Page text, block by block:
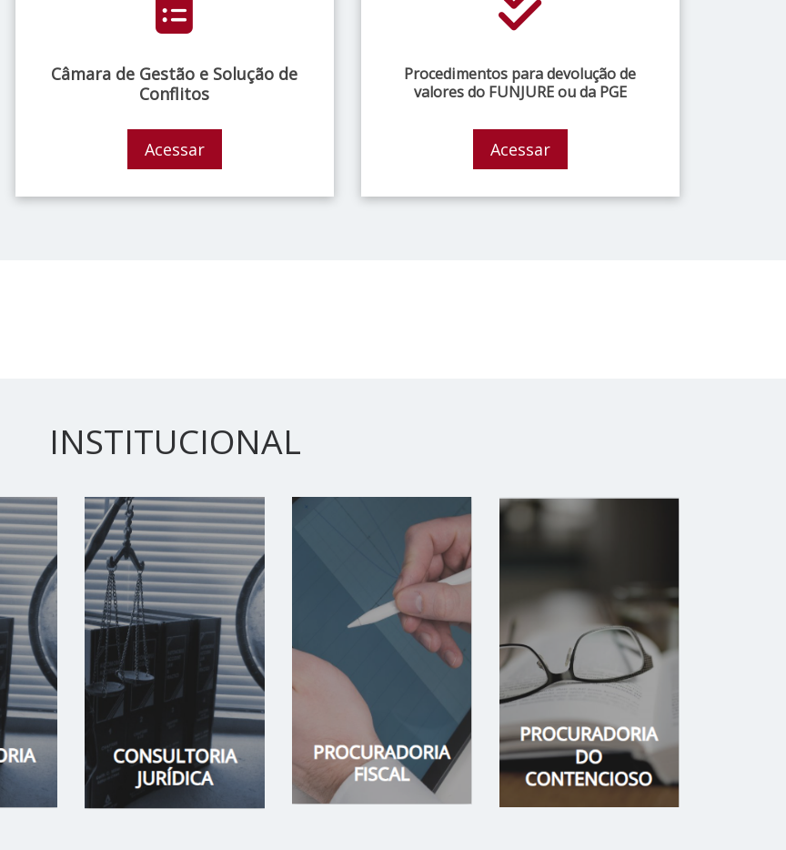
Câmara de Gestão e Solução de
Conflitos
Acessar
Procedimentos para devolução de
valores do FUNJURE ou da PGE
Acessar
INSTITUCIONAL